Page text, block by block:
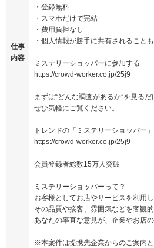
仕事
内容
・登録無料
・スマホだけで完結
・費用負担なし
・個人情報が勝手に共有されること
ミステリーショッパーに参加する
https://crowd-worker.co.jp/25j9
まずは“どんな調査があるか”を見るだ
ぜひ気軽にご覧ください。
トレンドの「ミステリーショッパー
https://crowd-worker.co.jp/25j9
会員登録者総数15万人突破
ミステリーショッパーって？
お客様としてお店やサービスを利用し
その品質や接客、雰囲気などを客観
あなたの率直な意見が、企業やお店
※本案件は提携先企業からのご案内